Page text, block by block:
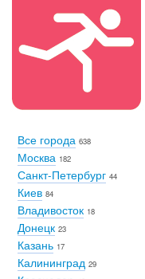
Все города 638
Москва 182
Санкт-Петербург 44
Киев 84
Владивосток 18
Донецк 23
Казань 17
Калининград 29